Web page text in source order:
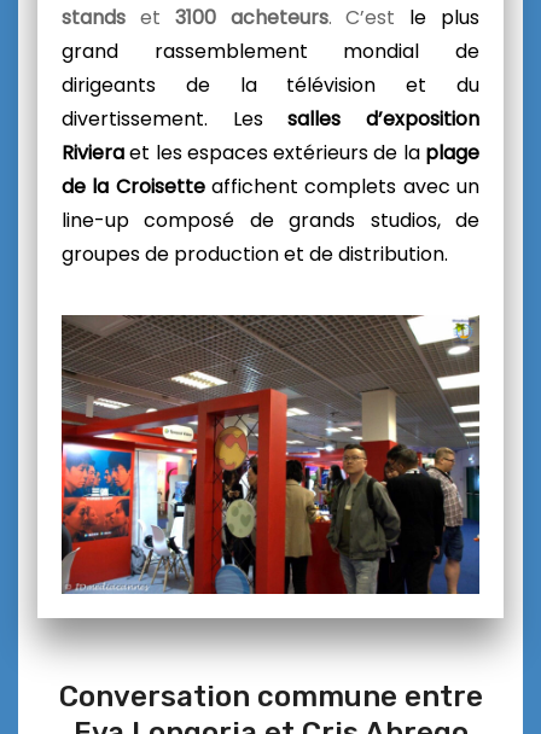
stands et 3100 acheteurs. C’est le plus
grand rassemblement mondial de
dirigeants de la télévision et du
divertissement. Lessalles d’exposition
Rivieraet les espaces extérieurs de laplage
de la Croisetteaffichent complets avec un
line-up composé de grands studios, de
groupes de production et de distribution.
Conversation commune entre